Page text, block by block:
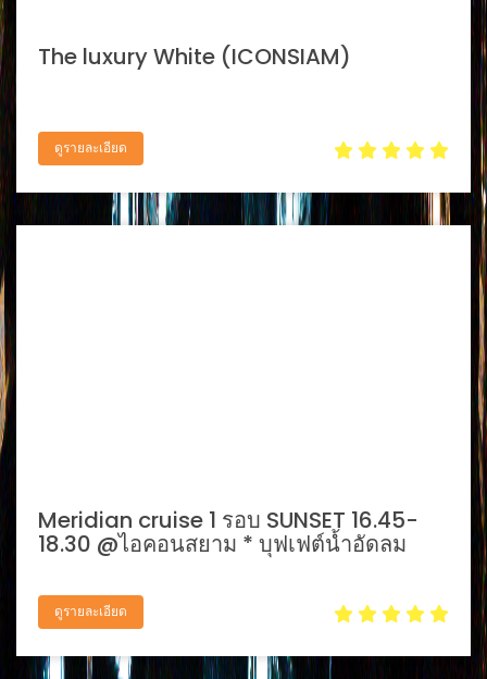
The luxury White (ICONSIAM)
ดูรายละเอียด
Meridian cruise 1 รอบ SUNSET 16.45-
18.30 @ไอคอนสยาม * บุฟเฟต์น้ำอัดลม
ดูรายละเอียด